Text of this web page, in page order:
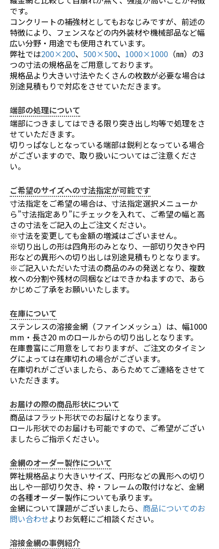
お買い物を続ける カートへ進む
です。
コンクリートの補強材としてもおなじみですが、前述の
特徴により、フェンスなどの内外装材や機械部品など幅
広い分野・用途でも使用されています。
弊社では200×200、 500×500、 1000×1000 （㎜）の3
つの寸法の規格品をご用意しております。
規格品より大きい寸法やたくさんの枚数が必要な場合は
別途見積もりで対応をさせていただきます。
端部の処理について
端部につきましてはできる限り突き出し均等で処理をさ
せていただきます。
切りっぱなしとなっている端部は鋭利となっている場合
がございますので、取り扱いについてはご注意くださ
い。
ご希望のサイズへの寸法指定が可能です
寸法指定をご希望の場合は、寸法指定選択メニューか
ら”寸法指定あり”にチェックを入れて、ご希望の幅と高
さの寸法をご記入の上ご注文ください。
※寸法を変更しても金額の増減はございません。
※切り出しの形は四角形のみとなり、一部切り欠きや円
形などの異形への切り出しは別途見積もりとなります。
※ご記入いただいた寸法の商品のみの発送となり、複数
枚への分割や残材の同梱などはできかねますので、あら
かじめご了承をお願いいたします。
在庫について
ステンレスの溶接金網（ファインメッシュ）は、幅1000
mm・長さ20 mのロールからの切り出しとなります。
在庫豊富にご用意をしておりますが、ご注文のタイミン
グによっては在庫切れの場合がございます。
在庫切れがございましたら、あらためてご連絡をさせて
いただきます。
お届けの際の商品形状について
商品はフラット形状でのお届けとなります。
ロール形状でのお届けも可能ですので、ご希望がござい
ましたらご指示ください。
金網のオーダー製作について
弊社規格品より大きいサイズ、円形などの異形への切り
出しや一部切り欠き、枠・フレームの取付けなど、金網
の各種オーダー製作についても承ります。
金網について課題がございましたら、 商品についてのお
問い合わせよりお気軽にご相談ください。
溶接金網の事例紹介